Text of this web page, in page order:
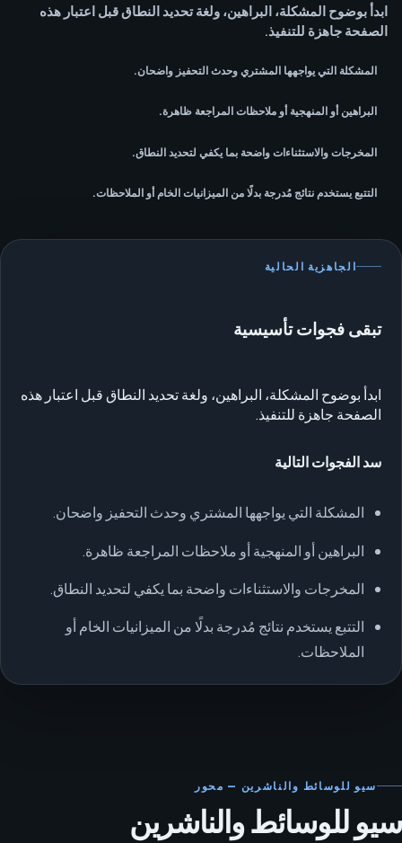
ابدأ بوضوح المشكلة، البراهين، ولغة تحديد النطاق قبل اعتبار هذه
الصفحة جاهزة للتنفيذ.
المشكلة التي يواجهها المشتري وحدث التحفيز واضحان.
البراهين أو المنهجية أو ملاحظات المراجعة ظاهرة.
المخرجات والاستثناءات واضحة بما يكفي لتحديد النطاق.
التتبع يستخدم نتائج مُدرجة بدلًا من الميزانيات الخام أو الملاحظات.
الجاهزية الحالية
تبقى فجوات تأسيسية
ابدأ بوضوح المشكلة، البراهين، ولغة تحديد النطاق قبل اعتبار هذه
الصفحة جاهزة للتنفيذ.
سد الفجوات التالية
المشكلة التي يواجهها المشتري وحدث التحفيز واضحان.
البراهين أو المنهجية أو ملاحظات المراجعة ظاهرة.
المخرجات والاستثناءات واضحة بما يكفي لتحديد النطاق.
التتبع يستخدم نتائج مُدرجة بدلًا من الميزانيات الخام أو
الملاحظات.
سيو للوسائط والناشرين — محور
سيو للوسائط والناشرين